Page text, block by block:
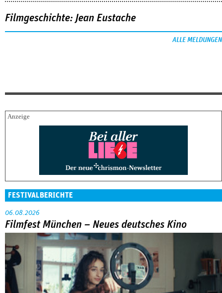
Filmgeschichte: Jean Eustache
ALLE MELDUNGEN
FESTIVALBERICHTE
06.08.2026
Filmfest München – Neues deutsches Kino